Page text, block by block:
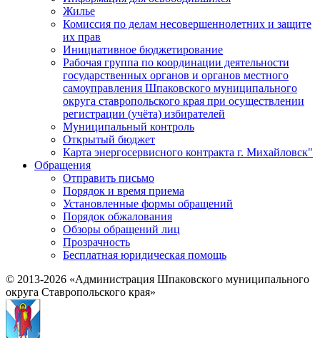
Жилье
Комиссия по делам несовершеннолетних и защите
их прав
Инициативное бюджетирование
Рабочая группа по координации деятельности
государственных органов и органов местного
самоуправления Шпаковского муниципального
округа ставропольского края при осуществлении
регистрации (учёта) избирателей
Муниципальный контроль
Открытый бюджет
Карта энергосервисного контракта г. Михайловск"
Обращения
Отправить письмо
Порядок и время приема
Установленные формы обращений
Порядок обжалования
Обзоры обращений лиц
Прозрачность
Бесплатная юридическая помощь
© 2013-2026 «Администрация Шпаковского муниципального
округа Ставропольского края»